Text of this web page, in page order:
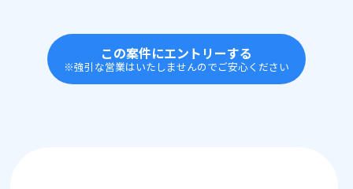
この案件にエントリーする
※強引な営業はいたしませんのでご安心ください